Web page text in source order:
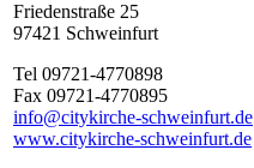
Friedenstraße 25
97421 Schweinfurt
Tel 09721-4770898
Fax 09721-4770895
info@citykirche-schweinfurt.de
www.citykirche-schweinfurt.de